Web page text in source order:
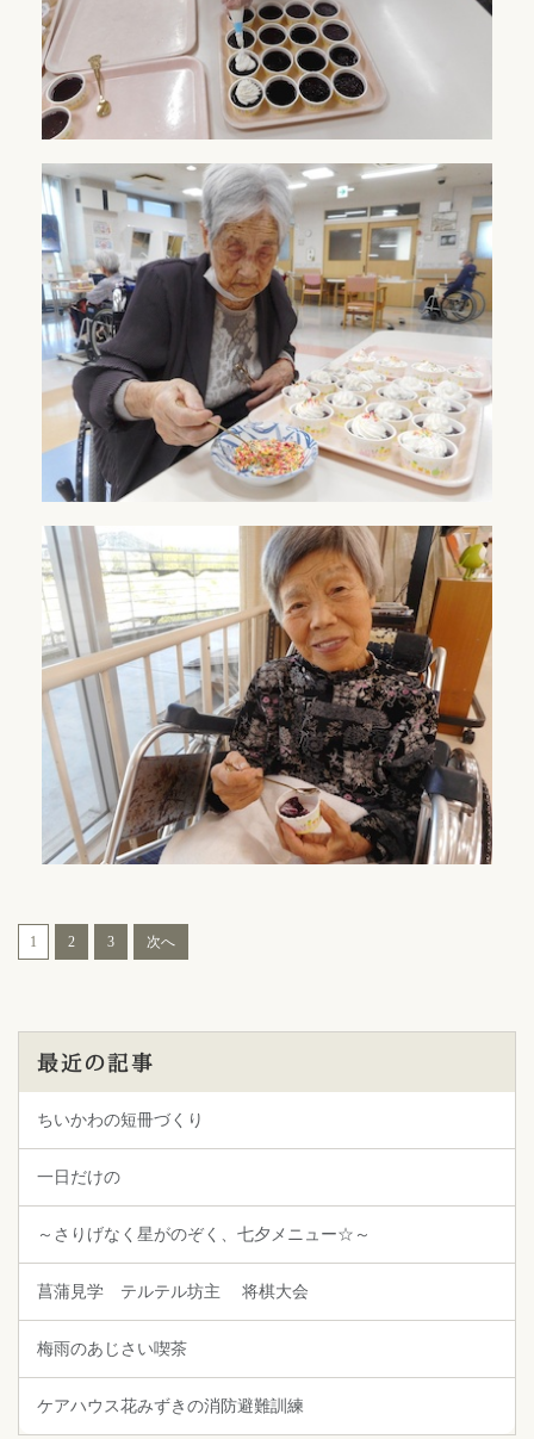
1 2 3 次へ
最近の記事
ちいかわの短冊づくり
一日だけの
～さりげなく星がのぞく、七夕メニュー☆～
菖蒲見学 テルテル坊主 将棋大会
梅雨のあじさい喫茶
ケアハウス花みずきの消防避難訓練